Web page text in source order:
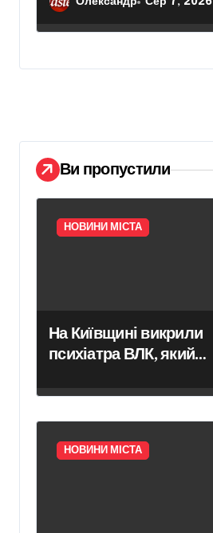
Ви пропустили
НОВИНИ МІСТА
На Київщині викрили
психіатра ВЛК, який
фіктивний діагноз
НОВИНИ МІСТА